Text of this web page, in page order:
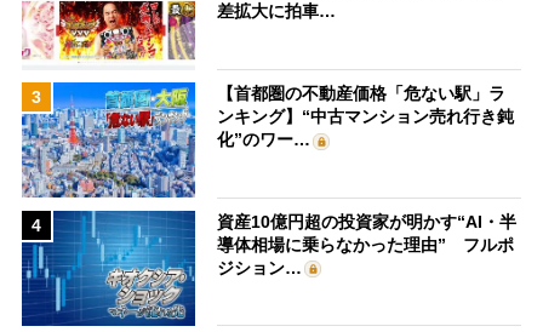
差拡大に拍車…
3
【首都圏の不動産価格「危ない駅」ラ
ンキング】“中古マンション売れ行き鈍
化”のワー…
4
資産10億円超の投資家が明かす“AI・半
導体相場に乗らなかった理由” フルポ
ジション…